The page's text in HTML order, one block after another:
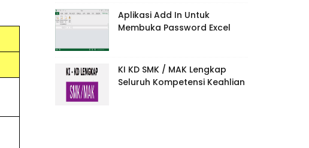
Aplikasi Add In Untuk
Membuka Password Excel
KI KD SMK / MAK Lengkap
Seluruh Kompetensi Keahlian